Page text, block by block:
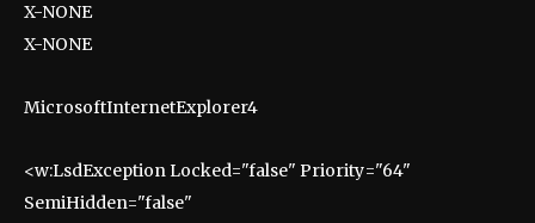
X-NONE
X-NONE
MicrosoftInternetExplorer4
<w:LsdException Locked="false" Priority="64"
SemiHidden="false"